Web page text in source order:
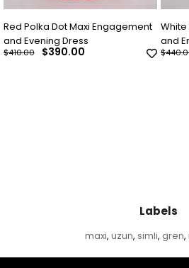
White Ruffle Detailed Midi Evening
and Engagement Dress
$326.00
$440.00
Labels
maxi, uzun, simli, gren,